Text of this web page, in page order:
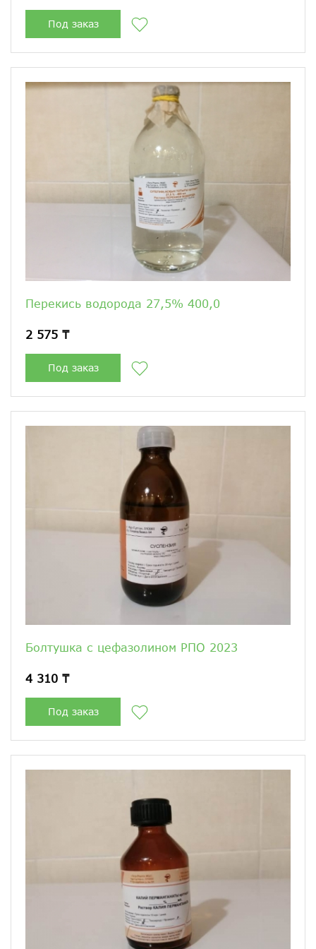
Под заказ
Перекись водорода 27,5% 400,0
2 575 ₸
Под заказ
Болтушка с цефазолином РПО 2023
4 310 ₸
Под заказ